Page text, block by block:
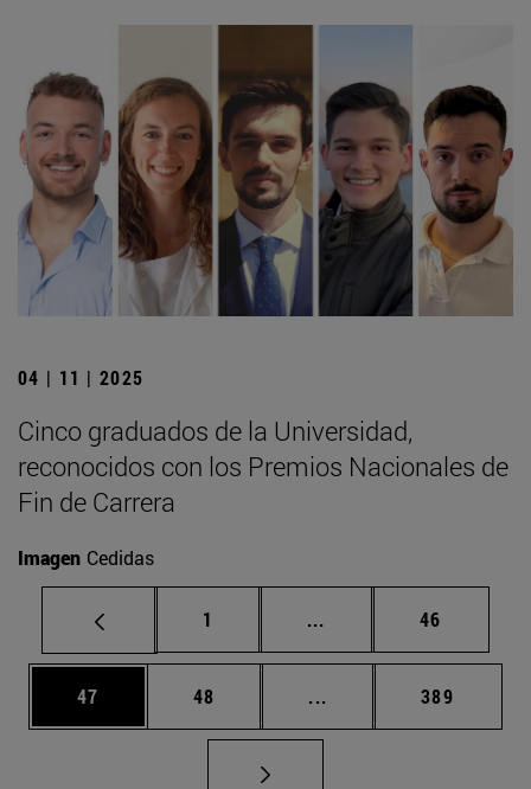
04 | 11 | 2025
Cinco graduados de la Universidad,
reconocidos con los Premios Nacionales de
Fin de Carrera
Imagen Cedidas
Página
1 ... Páginas intermedias
Página
46
Página
47 Página
48 ... Páginas intermedias
Página
389